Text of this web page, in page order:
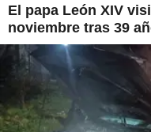
El papa León XIV
noviembre tras 39